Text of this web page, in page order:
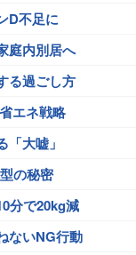
D不足に
庭内別居へ
る過ごし方
エネ戦略
大嘘」
の秘密
分で20kg減
ないNG行動